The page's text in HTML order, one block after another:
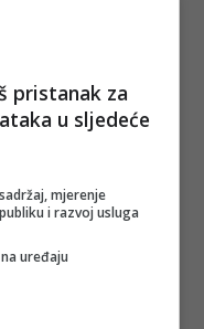
na Starom
odnosi sa
2020. godine, na
Donald Trump.
odstupanje od
az)
pristanak za
u sljedeće
mjerenje
i razvoj usluga
uređaju